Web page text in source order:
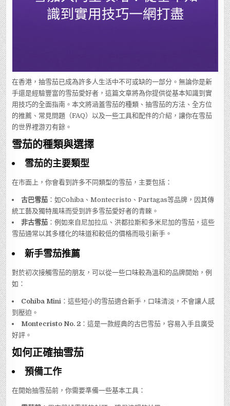
實
用
技
在香港，抽雪茄已成為許多人生活中不可或缺的一部分。無論你是新
手還是經驗豐富的雪茄愛好者，這篇文章將為你提供從基本知識到實
用技巧的全面指南。本文將涵蓋雪茄的種類、抽雪茄的方法、全方位
的推薦、常見問題（FAQ）以及一些工具和配件的介紹，讓你在雪茄
的世界裡游刃有餘。
雪茄的種類與選擇
雪茄的主要類型
在市面上，你會看到許多不同類型的雪茄，主要包括：
古巴雪茄 ：如Cohiba、Montecristo、Partagas等品牌，因其傳
統工藝及獨特風味而受到許多雪茄愛好者的青睞。
非古雪茄 ：例如來自尼加拉瓜、洪都拉斯和多米尼加的雪茄，這些
雪茄通常以其多樣化的味道和較低的價格而吸引新手。
新手雪茄推薦
對於初次接觸雪茄的朋友，可以從一些口味較為溫和的品牌開始，例
如：
Cohiba Mini ：這些短小的雪茄適合新手，口味清淡，不會讓人感
到壓迫。
Montecristo No. 2 ：這是一款經典的古巴雪茄，容易入手且廣受
好評。
如何正確抽雪茄
預備工作
在開始抽雪茄前，你需要準備一些基本工具：